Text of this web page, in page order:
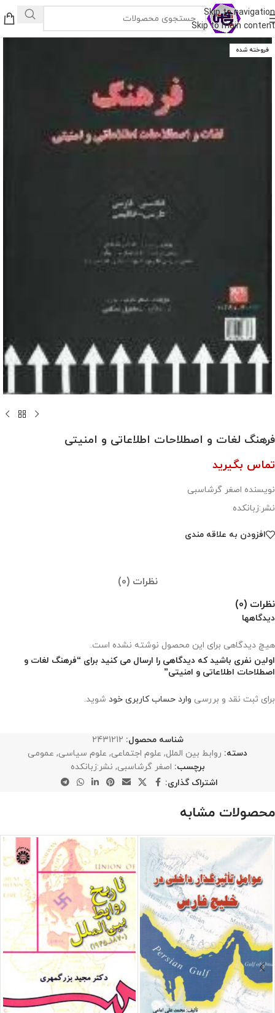
Skip to navigation
Skip to main content
فروخته شده
فرهنگ لغات و اصطلاحات اطلاعاتی و امنیتی
تماس بگیرید
نویسنده اصغر گرشاسبی
نشر:زبانکده
افزودن به علاقه مندی
نظرات (0)
نظرات (0)
دیدگاهها
هیچ دیدگاهی برای این محصول نوشته نشده است.
اولین نفری باشید که دیدگاهی را ارسال می کنید برای “فرهنگ لغات و
اصطلاحات اطلاعاتی و امنیتی”
برای ثبت نقد و بررسی وارد حساب کاربری خود شوید.
شناسه محصول: 2431212
دسته: روابط بین الملل, علوم اجتماعی, علوم سیاسی, عمومی
برچسب: اصغر گرشاسبی, نشر:زبانکده
اشتراک گذاری:
محصولات مشابه